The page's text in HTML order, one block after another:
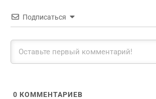
Подписаться
0 КОММЕНТАРИЕВ